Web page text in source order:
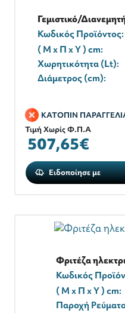
Γεμιστικό/
Κωδικός Προϊόντος:
( M x Π x Y ) cm:
Χωρητικότητα (Lt):
Διάμετρος (cm):
ΚΑΤΟΠΙΝ
Τιμή Χωρίς Φ.Π.Α
507,65€
Ειδοποίησε με
Φριτέζα
Κωδικός
( M x Π x Y ) cm:
Παροχή